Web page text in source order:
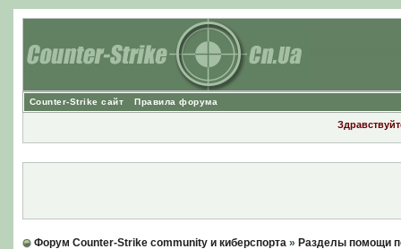
Counter-Strike сайт Правила форума
Форум Counter-Strike community и киберспорта» Разделы помощи